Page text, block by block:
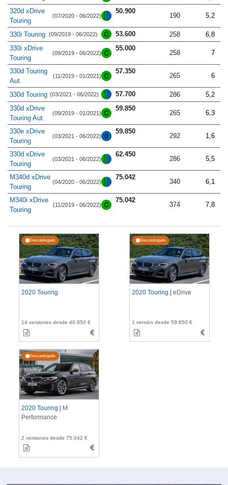
320d xDrive
Touring
(07/2020 - 06/2022)
50.900
190 5,2
330i Touring (09/2019 - 06/2022) 53.600 258
6,8
330i xDrive
Touring
(09/2019 - 06/2022)
55.000
258 7
330d Touring
Aut.
(11/2019 - 01/2021)
57.350
265 6
330d Touring (03/2021 - 06/2022) 57.700 286
5,2
330d xDrive
Touring Aut.
(09/2019 - 01/2021)
59.850
265 6,3
330e xDrive
Touring
(03/2021 - 06/2022)
59.850
292 1,6
330d xDrive
Touring
(03/2021 - 06/2022)
62.450
286 5,5
M340d xDrive
Touring
(04/2020 - 06/2022)
75.042
340 6,1
M340i xDrive
Touring
(11/2019 - 06/2022)
75.042
374 7,8
Descatalogado
2020 Touring
14 versiones desde 40.850 €
Descatalogado
2020 Touring | eDrive
1 versión desde 59.850 €
Descatalogado
2020 Touring | M
Performance
2 versiones desde 75.042 €